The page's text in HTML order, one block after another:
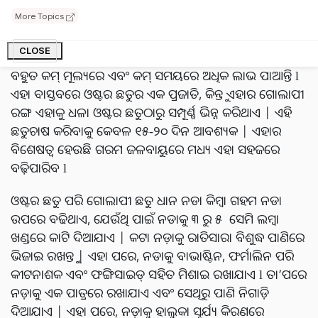
More Topics
CLOSE
ପ୍ରତିଶତ ପ୍ରୋଟିନ୍ ଥାଏ | ଏଥିରେ କମ୍ ଚର୍ବି ଅଂଶ ଥାଏ,ଯାହା
ସ୍ୱାସ୍ଥ୍ୟ ପାଇଁ ବହୁତ ଭଲ ଏବଂ ତେଣୁ ଏହାର ଚାହିଦା ଅଧିକ | ଏହି
କାରଣରୁ, ଛତୁ ଚାଷ କରୁଥିବା କୃଷକ ଏବଂ ମହିଳାଚାଷୀମାନେ
ବହୁତ କମ୍ ମୂଲ୍ୟରେ ଏବଂ କମ୍ ସମୟରେ ଅଧିକ ଲାଭ ପାଆନ୍ତି l
ଏହା ବାସ୍ତବରେ ଓଷ୍ଟର ଛତୁର ଏକ ପ୍ରଜାତି, କିନ୍ତୁ ଏହାର ଗୋଲାପୀ
ରଙ୍ଗ ଏହାକୁ ଧଳା ଓଷ୍ଟର ଛତୁଠାରୁ ସମ୍ପୂର୍ଣ୍ଣ ଭିନ୍ନ କରିଥାଏ | ଏହି
ଛତୁଚାଷ କରିବାକୁ କେବଳ ୧୫-୨୦ ଦିନ ଆବଶ୍ୟକ | ଏହାର
ବିଶେଷତ୍ୱ ହେଉଛି ଗରମ ଜଳବାୟୁରେ ମଧ୍ୟ ଏହା ସହଜରେ
ବଢ଼ିପାରିବ l
ଓଷ୍ଟର ଛତୁ ପରି ଗୋଲାପୀ ଛତୁ ଧାନ ନଡା କିମ୍ବା ଗହମ ନଡା
ଉପରେ ବଢିଥାଏ, ଯେଉଁଥି ପାଇଁ ନଡାକୁ ୩ ରୁ ୫ ସେମି ଲମ୍ବା
ଖଣ୍ଡରେ କାଟି ଦିଆଯାଏ | କଟା ନଡ଼ାକୁ ରାତିସାରା ବିଶୁଦ୍ଧ ପାଣିରେ
ଭିଜାଇ ରଖନ୍ତୁ | ଏହା ପରେ, ନଡାକୁ ବାଭାଷ୍ଟିନ, ଫର୍ମାଲିନ ପରି
କୀଟନାଶକ ଏବଂ ଫଙ୍ଗିସାଇଡ୍ ସହିତ ମିଶାଇ ରଖାଯାଏ l ତା’ପରେ
ନଡ଼ାକୁ ଏକ ପାତ୍ରରେ ରଖାଯାଏ ଏବଂ ସେଥିରୁ ପାଣି ନିଗାଡ଼ି
ଦିଆଯାଏ | ଏହା ପରେ, ନଡ଼ାକୁ ହାଲୁକା ସୂର୍ଯ୍ୟ କିରଣରେ